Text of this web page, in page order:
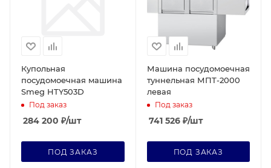
Купольная
посудомоечная машина
Smeg HTY503D
Под заказ
284 200 ₽/шт
ПОД ЗАКАЗ
Машина посудомоечная
туннельная МПТ-2000
левая
Под заказ
741 526₽/шт
ПОД ЗАКАЗ